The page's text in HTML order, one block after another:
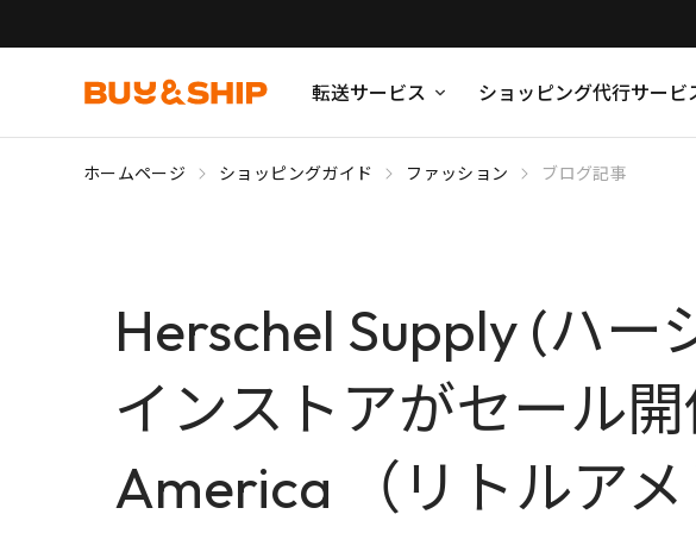
転送サービス ショッピング代行サービ
ホームページ ショッピングガイド ファッション ブログ記事
Herschel Supply (ハー
インストアがセール
America （リトルア